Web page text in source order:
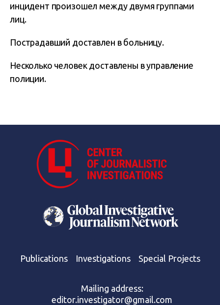
инцидент произошел между двумя группами
лиц.
Пострадавший доставлен в больницу.
Несколько человек доставлены в управление
полиции.
Publications Investigations Special Projects
Mailing address:
editor.investigator@gmail.com